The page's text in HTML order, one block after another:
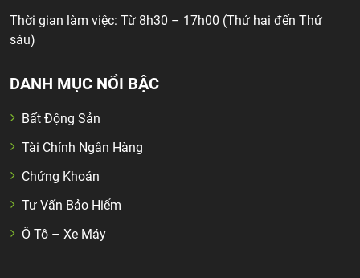
Thời gian làm việc: Từ 8h30 – 17h00 (Thứ hai đến Thứ
sáu)
DANH MỤC NỔI BẬC
Bất Động Sản
Tài Chính Ngân Hàng
Chứng Khoán
Tư Vấn Bảo Hiểm
Ô Tô – Xe Máy